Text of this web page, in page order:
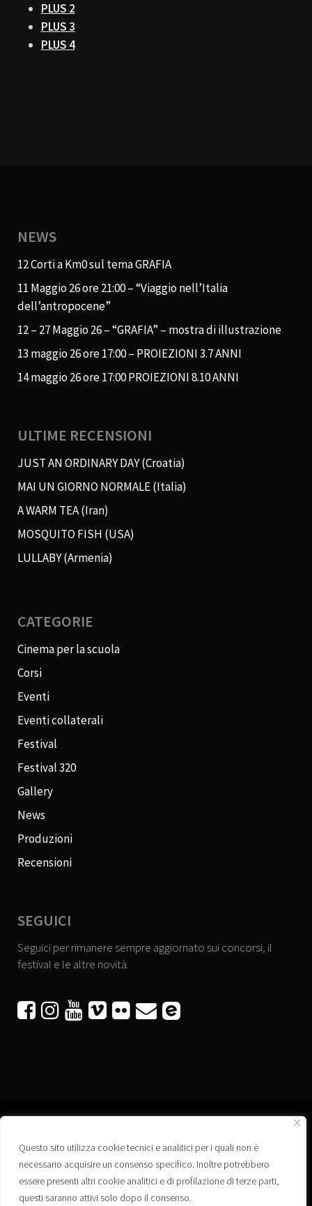
Questo sito utilizza cookie tecnici e analitici per i quali non è
necessario acquisire un consenso specifico. Inoltre potrebbero
essere presenti altri cookie analitici e di profilazione di terze parti,
questi saranno attivi solo dopo il consenso.
PLUS 2
PLUS 3
PLUS 4
NEWS
12 Corti a Km0 sul tema GRAFIA
11 Maggio 26 ore 21:00 – “Viaggio nell’Italia
dell’antropocene”
12 – 27 Maggio 26 – “GRAFIA” – mostra di illustrazione
13 maggio 26 ore 17:00 – PROIEZIONI 3.7 ANNI
14 maggio 26 ore 17:00 PROIEZIONI 8.10 ANNI
ULTIME RECENSIONI
JUST AN ORDINARY DAY (Croatia)
MAI UN GIORNO NORMALE (Italia)
A WARM TEA (Iran)
MOSQUITO FISH (USA)
LULLABY (Armenia)
CATEGORIE
Cinema per la scuola
Corsi
Eventi
Eventi collaterali
Festival
Festival 320
Gallery
News
Produzioni
Recensioni
SEGUICI
Seguici per rimanere sempre aggiornato sui concorsi, il
festival e le altre novità.
     
Associazione “Corti a Ponte” APS
Via Wagner, 42 - 35020 Ponte San Nicolò (PD)
C.F. 92223660280
Privacy policy